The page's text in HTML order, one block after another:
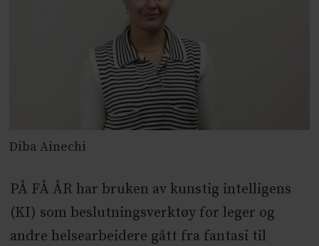
Diba Ainechi
PÅ FÅ ÅR har bruken av kunstig intelligens
(KI) som beslutningsverktøy for leger og
andre helsearbeidere gått fra fantasi til